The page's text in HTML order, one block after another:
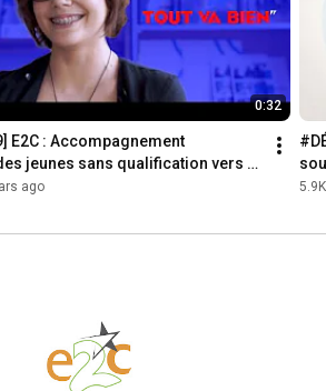
0:32
E2C : Accompagnement
jeunes sans qualification vers
ago